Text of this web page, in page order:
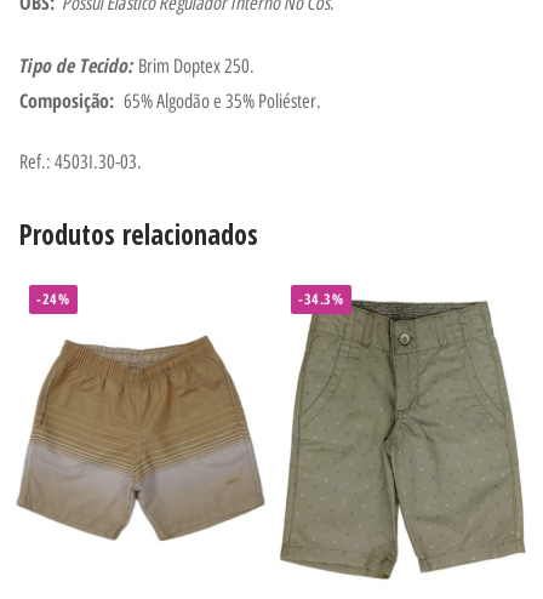
Tipo de Tecido: Brim Doptex 250.
Composição: 65% Algodão e 35% Poliéster.
Ref.: 4503I.30-03.
Produtos relacionados
-24% -34.3%